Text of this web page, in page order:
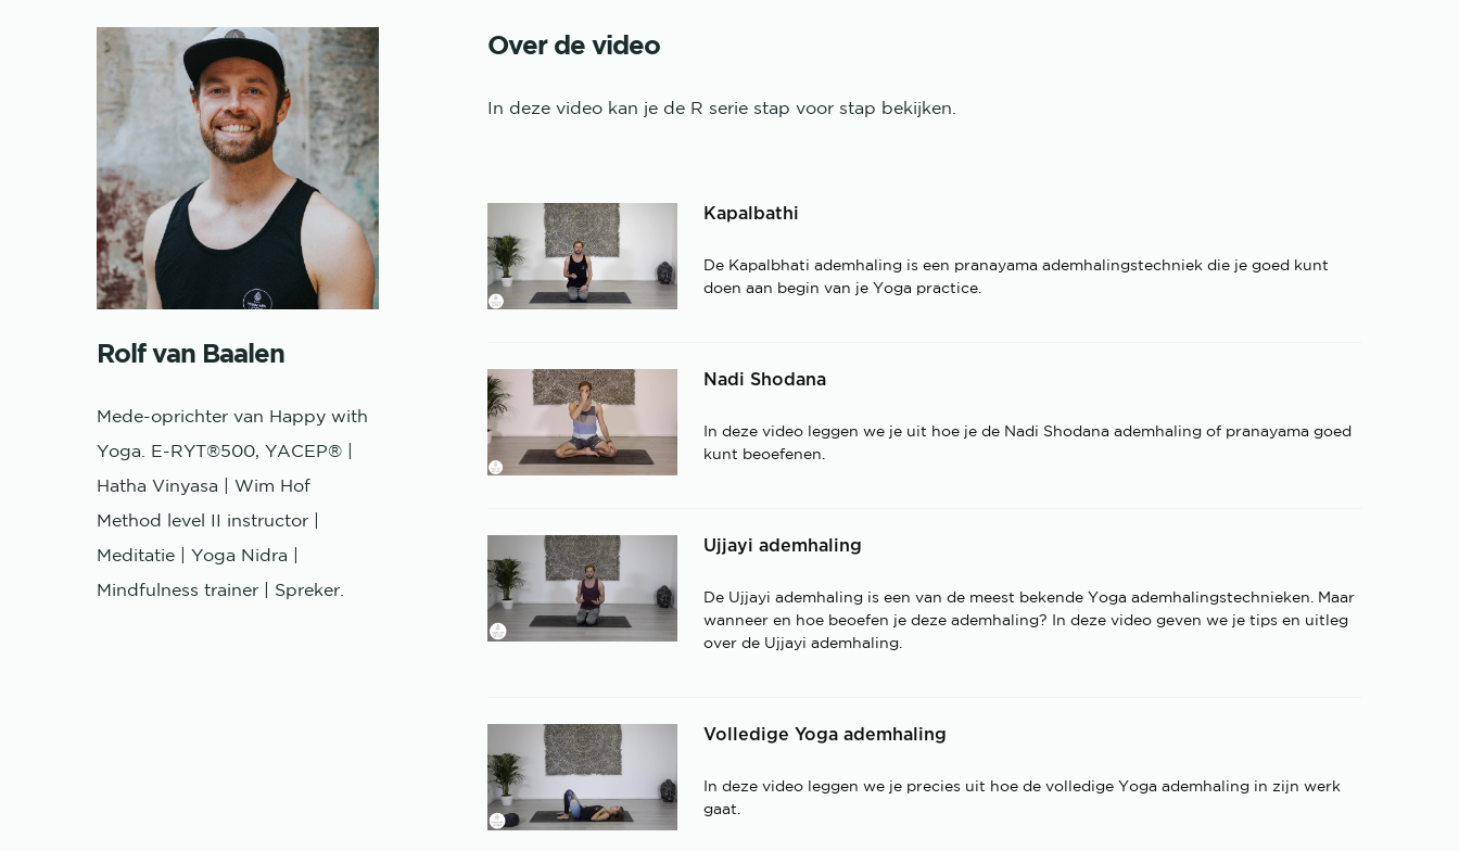
Rolf van Baalen
Mede-oprichter van Happy with
Yoga. E-RYT®500, YACEP® |
Hatha Vinyasa | Wim Hof
Method level II instructor |
Meditatie | Yoga Nidra |
Mindfulness trainer | Spreker.
Over de video
In deze video kan je de R serie stap voor stap bekijken.
Kapalbathi
De Kapalbhati ademhaling is een pranayama ademhalingstechniek die je goed kunt
doen aan begin van je Yoga practice.
Nadi Shodana
In deze video leggen we je uit hoe je de Nadi Shodana ademhaling of pranayama goed
kunt beoefenen.
Ujjayi ademhaling
De Ujjayi ademhaling is een van de meest bekende Yoga ademhalingstechnieken. Maar
wanneer en hoe beoefen je deze ademhaling? In deze video geven we je tips en uitleg
over de Ujjayi ademhaling.
Volledige Yoga ademhaling
In deze video leggen we je precies uit hoe de volledige Yoga ademhaling in zijn werk
gaat.